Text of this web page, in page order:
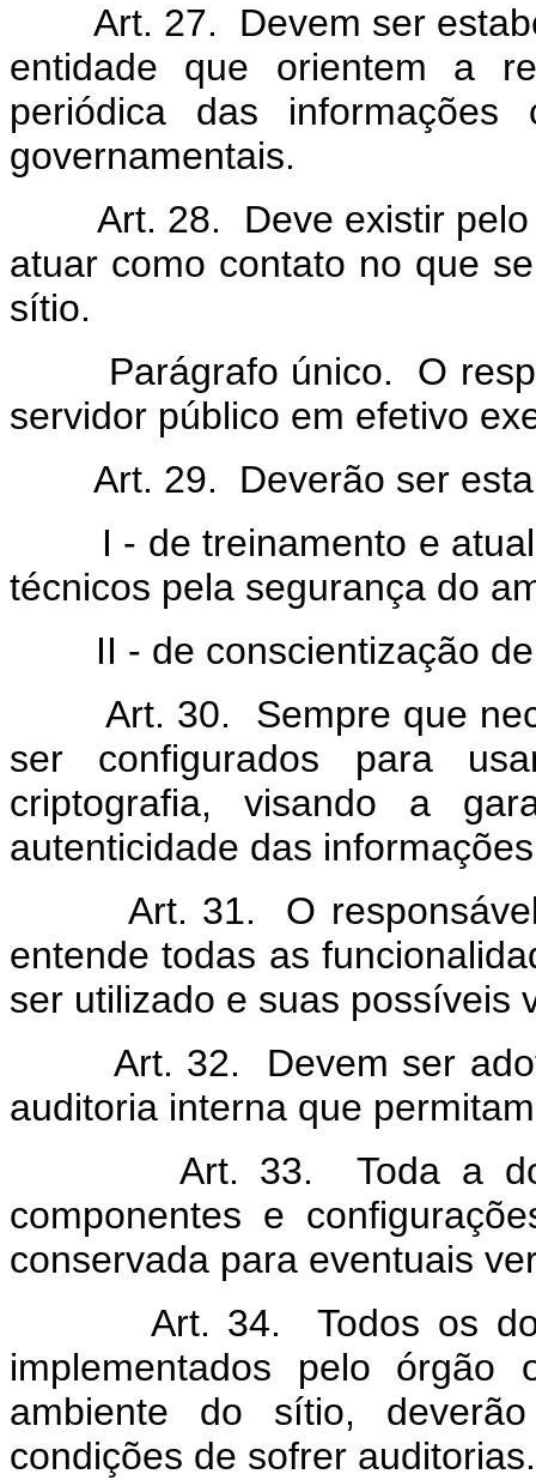
Art. 27. Devem ser
entidade que orientem a
periódica das
governamentais.
Art. 28. Deve existir pelo
atuar como contato no que
sítio.
Parágrafo único. O
servidor público em efetivo
Art. 29. Deverão ser
I - de treinamento e
técnicos pela segurança do
II - de conscientização de
Art. 30. Sempre que
ser configurados para
criptografia, visando a
autenticidade das
Art. 31. O responsável
entende todas as
ser utilizado e suas possíveis
Art. 32. Devem ser
auditoria interna que
Art. 33. Toda a
componentes e
conservada para eventuais
Art. 34. Todos os
implementados pelo
ambiente do sítio,
condições de sofrer auditorias.